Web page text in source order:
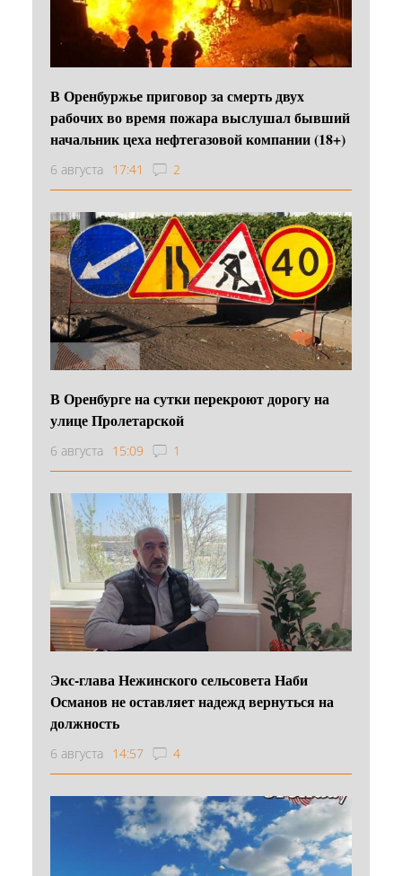
В Оренбуржье приговор за смерть двух
рабочих во время пожара выслушал бывший
начальник цеха нефтегазовой компании (18+)
6 августа 17:41 2
В Оренбурге на сутки перекроют дорогу на
улице Пролетарской
6 августа 15:09 1
Экс-глава Нежинского сельсовета Наби
Османов не оставляет надежд вернуться на
должность
6 августа 14:57 4